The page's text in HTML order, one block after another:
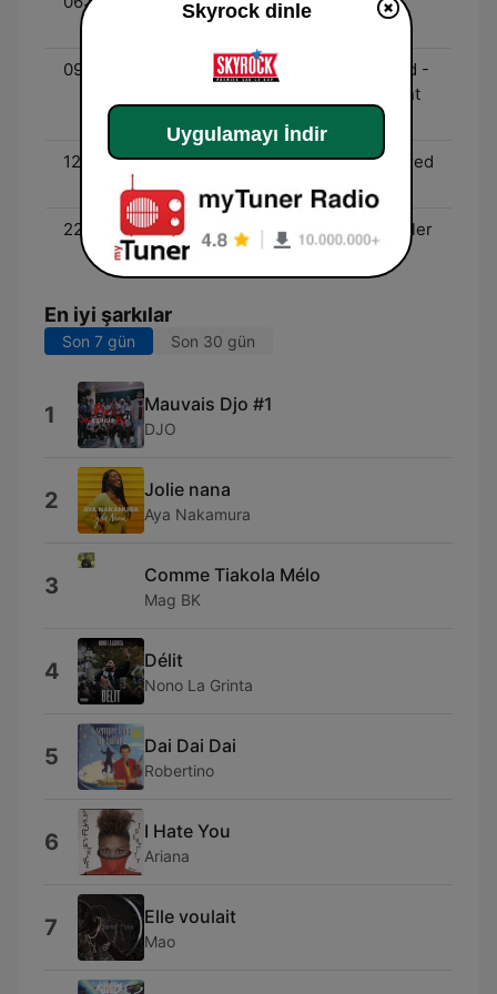
09:00 - 12:00
Les Dédicaces Week-end -
Priska, Stéphane, Vincent
12:00 - 22:00
Rap & RNB Non Stop - Fred
et Priska
22:00 - 00:00
Cut Killer Show - Cut Killer
et Stéphane
En iyi şarkılar
Son 7 gün Son 30 gün
1 Mauvais Djo #1
DJO
2 Jolie nana
Aya Nakamura
3 Comme Tiakola Mélo
Mag BK
4 Délit
Nono La Grinta
5 Dai Dai Dai
Robertino
6 I Hate You
Ariana
7 Elle voulait
Mao
Skyrock dinle
Uygulamayı İndir